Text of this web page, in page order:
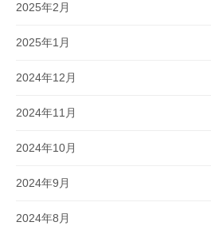
2025年2月
2025年1月
2024年12月
2024年11月
2024年10月
2024年9月
2024年8月